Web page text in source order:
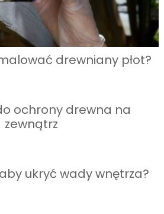
drewniany płot?
ochrony drewna na
zewnątrz
ukryć wady wnętrza?